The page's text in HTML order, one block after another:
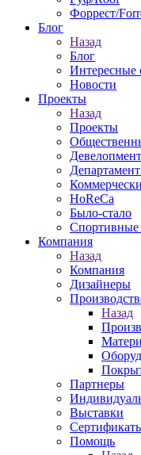
Форрест/
Блог
Назад
Блог
Интересные
Новости
Проекты
Назад
Проекты
Девелопмент
HoReCa
Было-стало
Спортивные
Компания
Назад
Компания
Дизайнеры
Назад
Партнеры
Выставки
Помощь